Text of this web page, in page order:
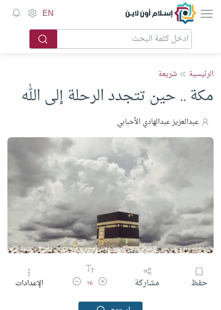
إسلام أون لاين EN
الرئيسية شريعة
مكة .. حين تتجدد الرحلة إلى الله
عبدالعزيز عبدالهادي الأحبابي
حفظ مشاركة زيادة حجم الخط
16 تقليل حجم الخطالإعدادات